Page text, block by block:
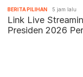
BERITA PILIHAN 5 jam lalu
Link Live
Presiden 2026